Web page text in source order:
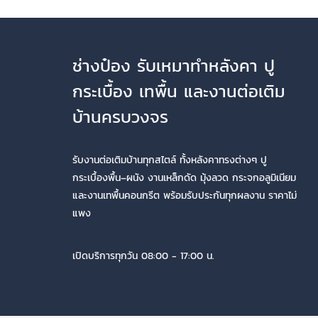
ช่างป๋อง รับเหมาทำหลังคา ปู
กระเบื้อง เทพื้น และงานต่อเติม
บ้านครบวงจร
รับงานต่อเติมบ้านทุกสไตล์ ทั้งหลังคาทรงต่างๆ ปู
กระเบื้องพื้น–ผนัง งานเหล็กดัด มุ้งลวด กระจกอลูมิเนียม
และงานเทพื้นคอนกรีต พร้อมรับประกันทุกผลงาน ราคาไม่
แพง
เปิดบริการทุกวัน 08:00 - 17:00 น.